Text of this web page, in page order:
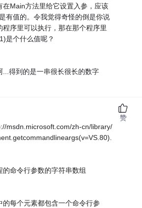
在Main方法里给它设置入参，应该
有值的。令我觉得奇怪的倒是你说
程序里可以执行，那在那个程序里
是个什么值呢？
...得到的是一串很长很长的数字
msdn.microsoft.com/zh-cn/library/
的命令行参数的字符串数组
的每个元素都包含一个命令行参
赞